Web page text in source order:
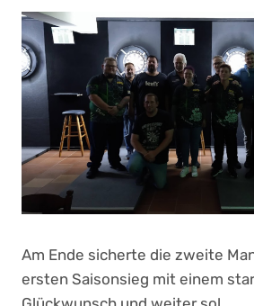
Am Ende sicherte die zweite
ersten Saisonsieg mit einem